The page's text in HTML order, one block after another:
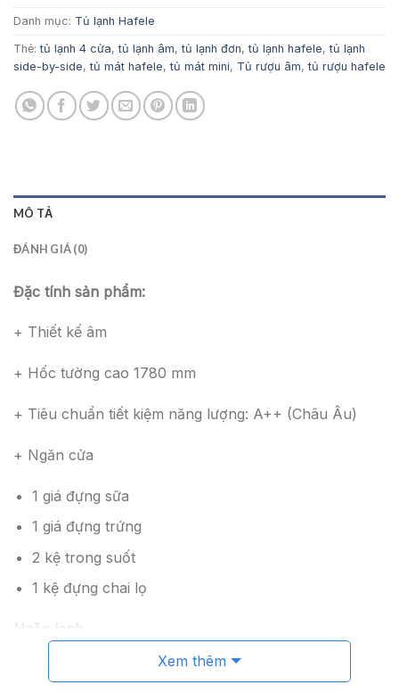
Danh mục: Tủ lạnh Hafele
Thẻ:tủ lạnh 4 cửa,tủ lạnh âm,tủ lạnh đơn,tủ lạnh hafele,tủ lạnh
side-by-side,tủ mát hafele,tủ mát mini, Tủ rượu âm,tủ rượu hafele
MÔ TẢ
ĐÁNH GIÁ (0)
Đặc tính sản phẩm:
+ Thiết kế âm
+ Hốc tường cao 1780 mm
+ Tiêu chuẩn tiết kiệm năng lượng: A++ (Châu Âu)
+ Ngăn cửa
1 giá đựng sữa
1 giá đựng trứng
2 kệ trong suốt
1 kệ đựng chai lọ
Ngăn lạnh
+ Ngăn đá chuẩn 4 sao
Xem thêm